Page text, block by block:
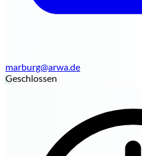
marburg@arwa.de
Geschlossen